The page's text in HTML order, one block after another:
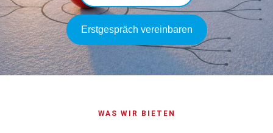
Erstgespräch vereinbaren
WAS WIR BIETEN